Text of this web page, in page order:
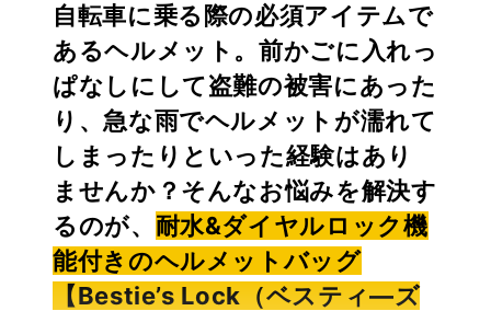
自転車に乗る際の必須アイテムで
あるヘルメット。前かごに入れっ
ぱなしにして盗難の被害にあった
り、急な雨でヘルメットが濡れて
しまったりといった経験はあり
ませんか？そんなお悩みを解決す
るのが、 耐水&ダイヤルロック機
能付きのヘルメットバッグ
【Bestie’s Lock（ベスティ―ズ